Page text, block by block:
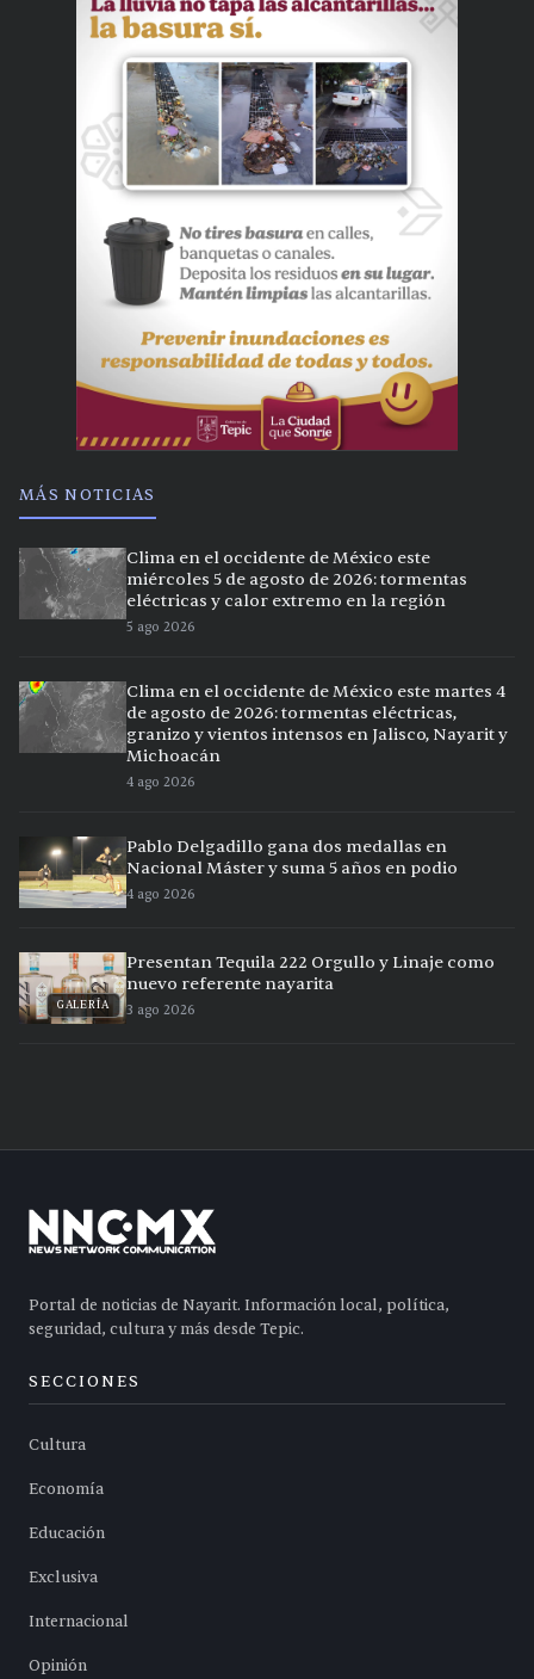
MÁS NOTICIAS
Clima en el occidente de México este
miércoles 5 de agosto de 2026: tormentas
eléctricas y calor extremo en la región
5 ago 2026
Clima en el occidente de México este martes 4
de agosto de 2026: tormentas eléctricas,
granizo y vientos intensos en Jalisco, Nayarit y
Michoacán
4 ago 2026
Pablo Delgadillo gana dos medallas en
Nacional Máster y suma 5 años en podio
4 ago 2026
GALERÍA
Presentan Tequila 222 Orgullo y Linaje como
nuevo referente nayarita
3 ago 2026
Portal de noticias de Nayarit. Información local, política,
seguridad, cultura y más desde Tepic.
SECCIONES
Cultura
Economía
Educación
Exclusiva
Internacional
Opinión